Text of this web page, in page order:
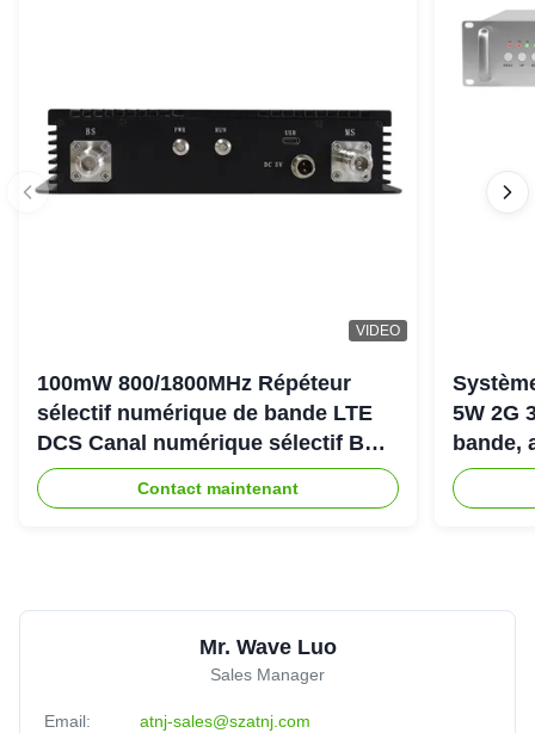
VIDEO
100mW 800/1800MHz Répéteur
sélectif numérique de bande LTE
DCS Canal numérique sélectif Bda
Pico Répéteur
Contact maintenant
5W 2G
bande,
Mr. Wave Luo
Sales Manager
Email: atnj-sales@szatnj.com